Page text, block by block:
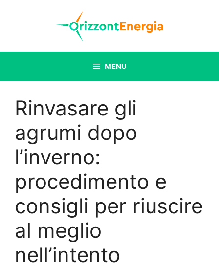
MENU
Rinvasare gli
agrumi dopo
l’inverno:
procedimento e
consigli per riuscire
al meglio
nell’intento